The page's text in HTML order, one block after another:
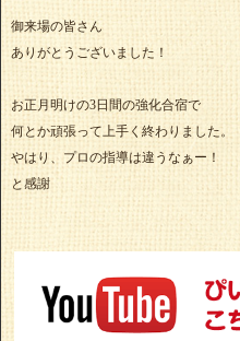
御来場の皆さん
ありがとうございました！
お正月明けの3日間の強化合宿で
何とか頑張って上手く終わりました。
やはり、プロの指導は違うなぁー！
と感謝